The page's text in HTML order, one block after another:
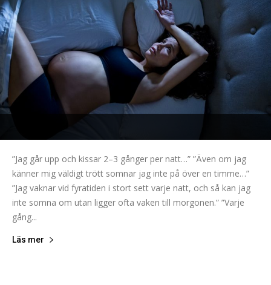
”Jag går upp och kissar 2–3 gånger per natt…” ”Även om jag
känner mig väldigt trött somnar jag inte på över en timme…”
”Jag vaknar vid fyratiden i stort sett varje natt, och så kan jag
inte somna om utan ligger ofta vaken till morgonen.” ”Varje
gång...
Läs mer